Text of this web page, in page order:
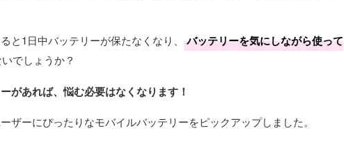
と1日中バッテリーが保たなくなり、
バッテリーを気にしながら使って
でしょうか？
があれば、悩む必要はなくなります！
ザーにぴったりなモバイルバッテリーをピックアップしました。